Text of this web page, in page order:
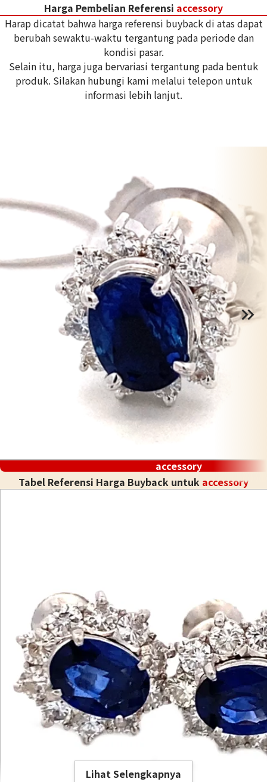
Harga Pembelian Referensi accessory
Harap dicatat bahwa harga referensi buyback di atas dapat
berubah sewaktu-waktu tergantung pada periode dan
kondisi pasar.
Selain itu, harga juga bervariasi tergantung pada bentuk
produk. Silakan hubungi kami melalui telepon untuk
informasi lebih lanjut.
accessory
Tabel Referensi Harga Buyback untuk accessory
Lihat Selengkapnya